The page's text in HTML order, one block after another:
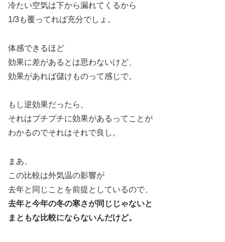
冷たい空気は下から漏れてくるから
1/3も覆ってれば充分でしょ。
体感できるほど
効果に差があるとは思わないけど、
効果があれば儲けものって感じで。
もし逆効果だったら、
それはプチプチに効果があるってことが
わかるのでそれはそれで良し。
まあ、
この比較は外気温の影響が
去年と同じことを前提としているので、
去年と今年の冬の寒さが同じじゃないと
まともな比較にならないんだけど。